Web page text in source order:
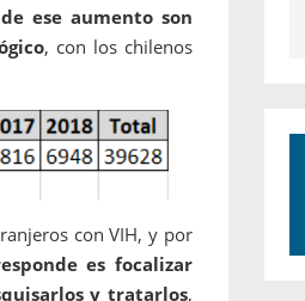
ese aumento son
, con los chilenos
con VIH, y por
es focalizar
y tratarlos,